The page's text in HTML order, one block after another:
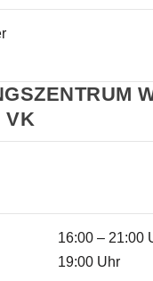
VK
16:00 – 21:00
19:00 Uhr